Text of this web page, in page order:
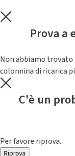
Prova a
Non abbiamo trovato
colonnina di ricarica
C'è un
Per favore riprova.
Riprova